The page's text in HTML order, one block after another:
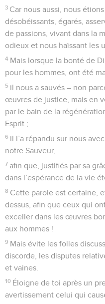
3 Car nous aussi, nous
désobéissants, égarés,
de passions, vivant dans la
odieux et nous haïssant les
4 Mais lorsque la bonté de
pour les hommes, ont été
5 il nous a sauvés – non
œuvres de justice, mais en
par le bain de la
Esprit ;
6 il l’a répandu sur nous
notre Sauveur,
7 afin que, justifiés par sa
dans l’espérance de la vie
8 Cette parole est certaine,
dessus, afin que ceux qui
exceller dans les œuvres
aux hommes !
9 Mais évite les folles
discorde, les disputes
et vaines.
10 Éloigne de toi après un
avertissement celui qui